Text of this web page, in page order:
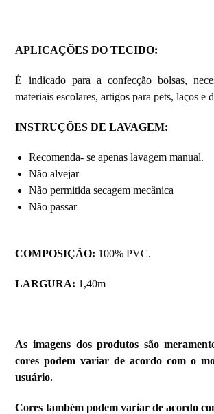
APLICAÇÕES DO TECIDO:
É indicado para a confecção bolsas,
materiais escolares, artigos para pets, laços e
INSTRUÇÕES DE LAVAGEM:
Recomenda- se apenas lavagem manual.
Não alvejar
Não permitida secagem mecânica
Não passar
COMPOSIÇÃO: 100% PVC.
LARGURA: 1,40m
As imagens dos produtos são
cores podem variar de acordo com o
usuário.
Cores também podem variar de acordo